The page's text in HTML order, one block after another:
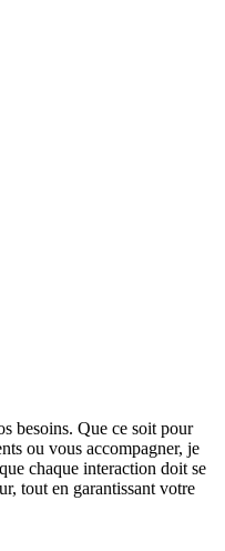
besoins. Que ce soit pour
ou vous accompagner, je
chaque interaction doit se
tout en garantissant votre